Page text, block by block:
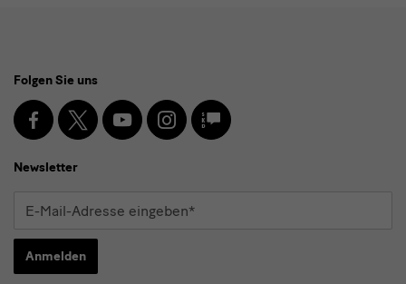
Media
und
Newsletter
Folgen Sie uns
Facebook
X YoutubeInstagramSKD
Blog
Newsletter
E-
Adresse
Anmelden